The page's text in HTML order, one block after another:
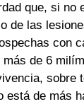
que, si no
de las
con
de 6
sobre
está de más